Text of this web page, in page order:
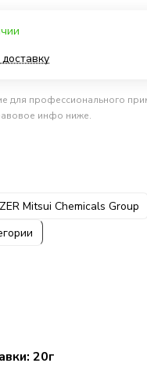
для профессионального
инфо ниже.
Mitsui Chemicals Group
20г